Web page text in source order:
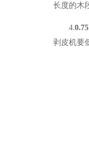
长度的木
4.
剥皮机要